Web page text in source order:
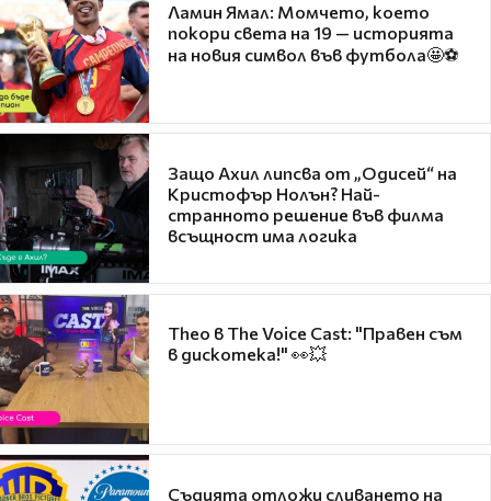
Ламин Ямал: Момчето, което
покори света на 19 — историята
на новия символ във футбола🤩⚽
Защо Ахил липсва от „Одисей“ на
Кристофър Нолън? Най-
странното решение във филма
всъщност има логика
Theo в The Voice Cast: "Правен съм
в дискотека!" 👀💥
Съдията отложи сливането на